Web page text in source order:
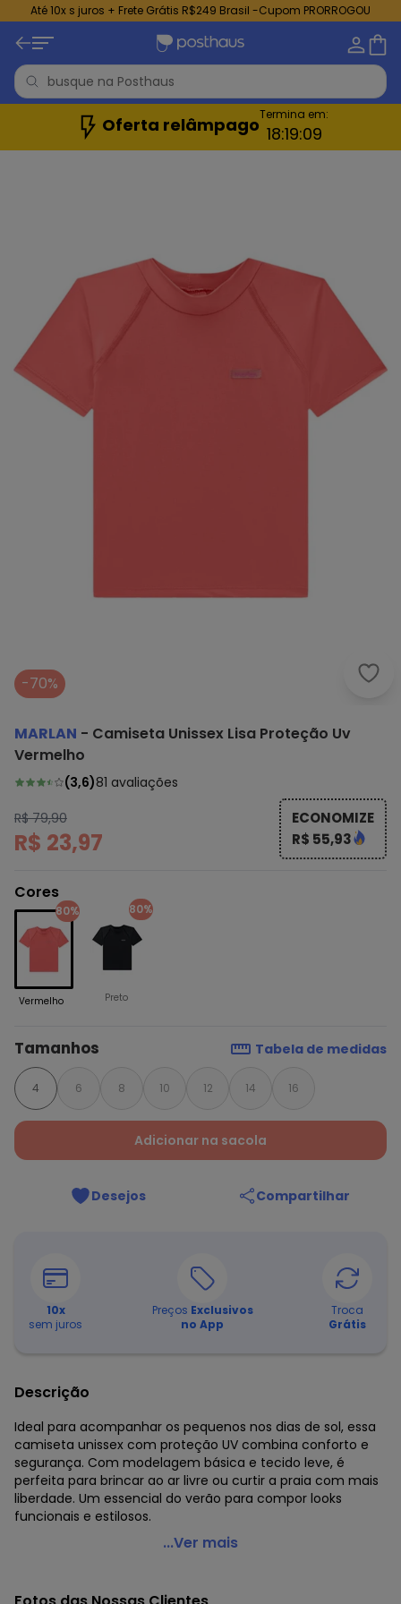
Até 10x s juros + Frete Grátis R$249 Brasil -Cupom PRORROGOU
Oferta relâmpagoTermina em:
18:19:07
-70%
MARLAN - Camiseta Unissex Lisa Proteção Uv
Vermelho
(3,6)81 avaliações
R$ 79,90
R$ 23,97
ECONOMIZE
R$ 55,93
Cores
80%
Vermelho
80%
Preto
Tamanhos Tabela de medidas
4 6 8 10 12 14 16
Adicionar na sacola
Desejos Compartilhar
10x
sem juros
Preços Exclusivos
no App
Troca
Grátis
Descrição
Ideal para acompanhar os pequenos nos dias de sol, essa
camiseta unissex com proteção UV combina conforto e
segurança. Com modelagem básica e tecido leve, é
perfeita para brincar ao ar livre ou curtir a praia com mais
liberdade. Um essencial do verão para compor looks
funcionais e estilosos.
Marlan - Camiseta Unissex Lisa Proteção Uv Vermelho
Comprimento da manga: Curta
...Ver mais